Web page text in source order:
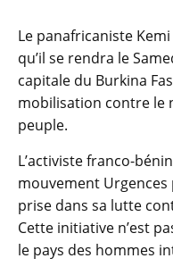
Le panafricaniste
qu’il se rendra le
capitale du Burkina
mobilisation contre le
peuple.
L’activiste franco-
mouvement Urgences
prise dans sa lutte
Cette initiative n’est
le pays des hommes